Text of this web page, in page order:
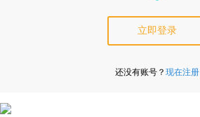
立即登录
还没有账号？ 现在注册